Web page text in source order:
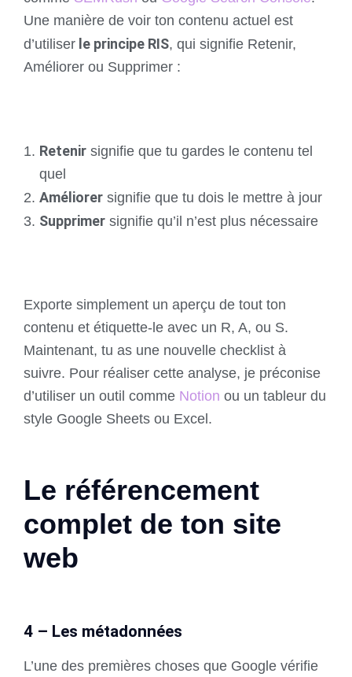
Une manière de voir ton contenu actuel est
d’utiliser le principe RIS, qui signifie Retenir,
Améliorer ou Supprimer :
Retenir signifie que tu gardes le contenu tel
quel
Améliorer signifie que tu dois le mettre à jour
Supprimer signifie qu’il n’est plus nécessaire
Exporte simplement un aperçu de tout ton
contenu et étiquette-le avec un R, A, ou S.
Maintenant, tu as une nouvelle checklist à
suivre. Pour réaliser cette analyse, je préconise
d’utiliser un outil comme Notion ou un tableur du
style Google Sheets ou Excel.
Le référencement
complet de ton site
web
4 – Les métadonnées
L’une des premières choses que Google vérifie